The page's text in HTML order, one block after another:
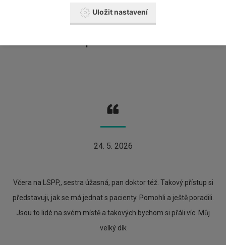
24. 5. 2026
Včera na LSPP,, sestra úžasná, pan doktor též. Takový přístup si
představuji, jak se má jednat s pacienty. Pomohli a ještě poradili.
Jsou to lidé na svém místě a takových bychom si přáli víc. Můj
velký dík
Uložit nastavení